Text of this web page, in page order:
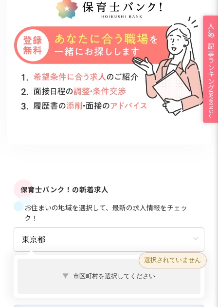
保育士バンク！の新着求人
お住まいの地域を選択して、最新の求人情報をチェッ
ク！
選択されていません
市区町村を選択してください
人気の記事ランキング
RANKING